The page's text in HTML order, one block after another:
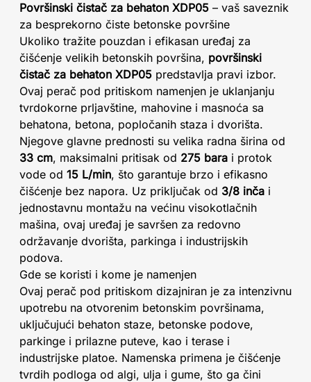
Površinski čistač za behaton XDP05 – vaš saveznik
za besprekorno čiste betonske površine
Ukoliko tražite pouzdan i efikasan uređaj za
čišćenje velikih betonskih površina, površinski
čistač za behaton XDP05 predstavlja pravi izbor.
Ovaj perač pod pritiskom namenjen je uklanjanju
tvrdokorne prljavštine, mahovine i masnoća sa
behatona, betona, popločanih staza i dvorišta.
Njegove glavne prednosti su velika radna širina od
33 cm, maksimalni pritisak od 275 bara i protok
vode od 15 L/min, što garantuje brzo i efikasno
čišćenje bez napora. Uz priključak od 3/8 inča i
jednostavnu montažu na većinu visokotlačnih
mašina, ovaj uređaj je savršen za redovno
održavanje dvorišta, parkinga i industrijskih
podova.
Gde se koristi i kome je namenjen
Ovaj perač pod pritiskom dizajniran je za intenzivnu
upotrebu na otvorenim betonskim površinama,
uključujući behaton staze, betonske podove,
parkinge i prilazne puteve, kao i terase i
industrijske platoe. Namenska primena je čišćenje
tvrdih podloga od algi, ulja i gume, što ga čini